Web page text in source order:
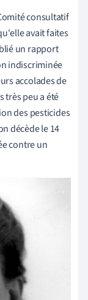
consultatif
avait faites
un rapport
indiscriminée
accolades de
très peu a été
des pesticides
décède le 14
contre un